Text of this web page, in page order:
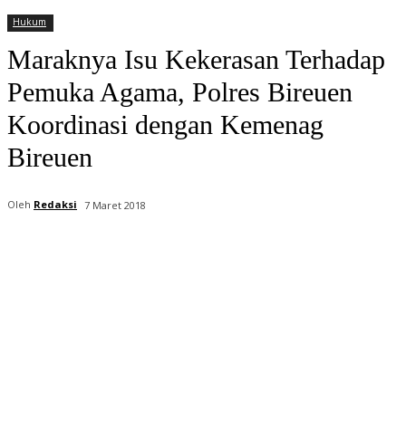
Hukum
Maraknya Isu Kekerasan Terhadap
Pemuka Agama, Polres Bireuen
Koordinasi dengan Kemenag
Bireuen
Oleh Redaksi 7 Maret 2018